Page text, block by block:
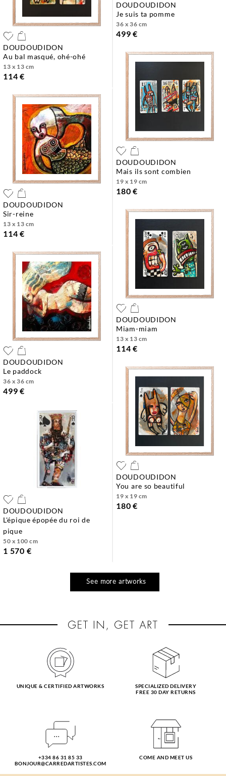
DOUDOUDIDON
au bal masqué, ohé-ohé
13 x 13 cm
114 €
DOUDOUDIDON
je suis ta pomme
36 x 36 cm
499 €
DOUDOUDIDON
sir-reine
13 x 13 cm
114 €
DOUDOUDIDON
mais ils sont combien
19 x 19 cm
180 €
DOUDOUDIDON
le paddock
36 x 36 cm
499 €
DOUDOUDIDON
miam-miam
13 x 13 cm
114 €
DOUDOUDIDON
l'épique épopée du roi de
pique
50 x 100 cm
1 570 €
DOUDOUDIDON
you are so beautiful
19 x 19 cm
180 €
See more artworks
UNIQUE & CERTIFIED ARTWORKS
SPECIALIZED DELIVERY
FREE 30 DAY RETURNS
+334 86 31 85 33
BONJOUR@CARREDARTISTES.COM
COME AND MEET US